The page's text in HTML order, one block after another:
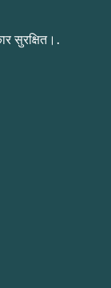
सुरक्षित।.